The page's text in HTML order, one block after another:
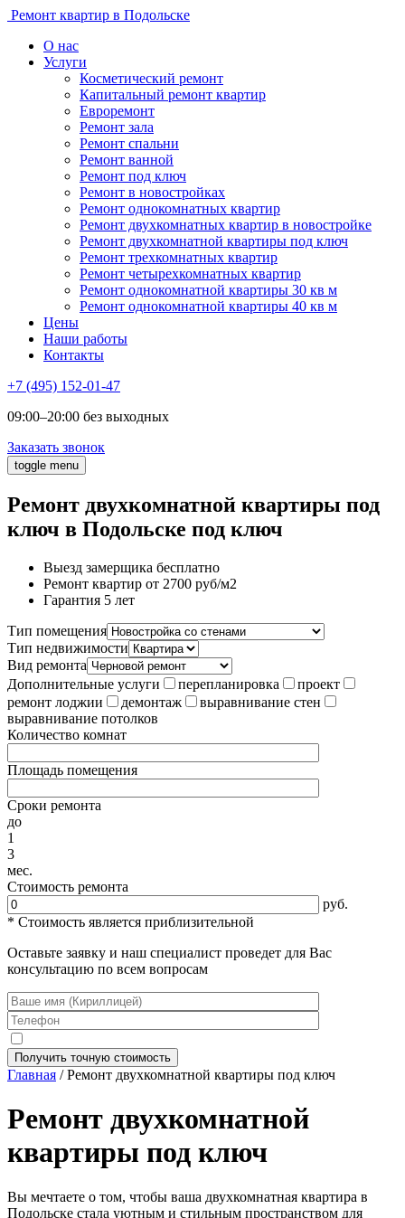
Ремонт квартир в Подольске
О нас
Услуги
Косметический ремонт
Капитальный ремонт квартир
Евроремонт
Ремонт зала
Ремонт спальни
Ремонт ванной
Ремонт под ключ
Ремонт в новостройках
Ремонт однокомнатных квартир
Ремонт двухкомнатных квартир в новостройке
Ремонт двухкомнатной квартиры под ключ
Ремонт трехкомнатных квартир
Ремонт четырехкомнатных квартир
Ремонт однокомнатной квартиры 30 кв м
Ремонт однокомнатной квартиры 40 кв м
Цены
Наши работы
Контакты
+7 (495) 152-01-47
09:00–20:00 без выходных
Заказать звонок
toggle menu
Ремонт двухкомнатной квартиры под
ключ в Подольске под ключ
Выезд замерщика бесплатно
Ремонт квартир от 2700 руб/м2
Гарантия 5 лет
Тип помещения
Тип недвижимости
Вид ремонта
Дополнительные услуги
перепланировка
проект
ремонт лоджии
демонтаж
выравнивание стен
выравнивание потолков
Количество комнат
Площадь помещения
Сроки ремонта
до
1
3
мес.
Стоимость ремонта
руб.
* Стоимость является приблизительной
Оставьте заявку и наш специалист проведет для Вас
консультацию по всем вопросам
Главная / Ремонт двухкомнатной квартиры под ключ
Ремонт двухкомнатной
квартиры под ключ
Вы мечтаете о том, чтобы ваша двухкомнатная квартира в
Подольске стала уютным и стильным пространством для